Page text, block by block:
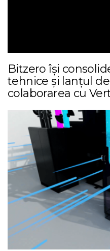
Bitzero își
tehnice și lanțul
colaborarea cu